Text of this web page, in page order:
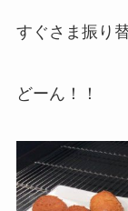
すぐさま振り
どーん！！